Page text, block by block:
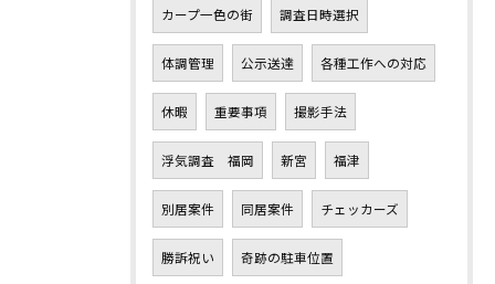
カープ一色の街 調査日時選択
体調管理 公示送達 各種工作への対応
休暇 重要事項 撮影手法
浮気調査 福岡 新宮 福津
別居案件 同居案件 チェッカーズ
勝訴祝い 奇跡の駐車位置